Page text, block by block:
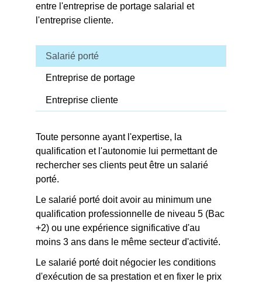
entre l'entreprise de portage salarial et
l'entreprise cliente.
Salarié porté
Entreprise de portage
Entreprise cliente
Toute personne ayant l'expertise, la
qualification et l'autonomie lui permettant de
rechercher ses clients peut être un salarié
porté.
Le salarié porté doit avoir au minimum une
qualification professionnelle de niveau 5 (Bac
+2) ou une expérience significative d'au
moins 3 ans dans le même secteur d'activité.
Le salarié porté doit négocier les conditions
d'exécution de sa prestation et en fixer le prix